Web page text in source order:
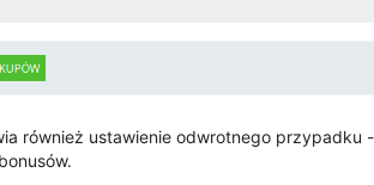
również ustawienie odwrotnego przypadku